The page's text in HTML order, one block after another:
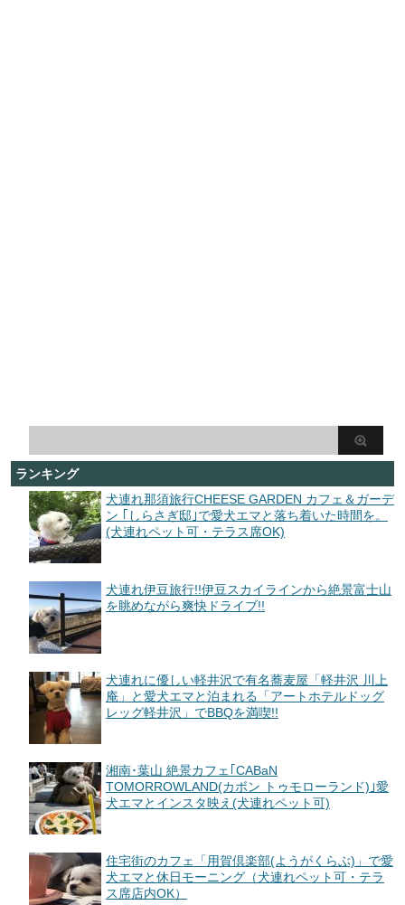
ランキング
犬連れ那須旅行CHEESE GARDEN カフェ＆ガーデ
ン ｢しらさぎ邸｣で愛犬エマと落ち着いた時間を。
(犬連れペット可・テラス席OK)
犬連れ伊豆旅行!!伊豆スカイラインから絶景富士山
を眺めながら爽快ドライブ!!
犬連れに優しい軽井沢で有名蕎麦屋「軽井沢 川上
庵」と愛犬エマと泊まれる「アートホテルドッグ
レッグ軽井沢」でBBQを満喫!!
湘南･葉山 絶景カフェ｢CABaN
TOMORROWLAND(カボン トゥモローランド)｣愛
犬エマとインスタ映え(犬連れペット可)
住宅街のカフェ「用賀倶楽部(ようがくらぶ)」で愛
犬エマと休日モーニング（犬連れペット可・テラ
ス席店内OK）